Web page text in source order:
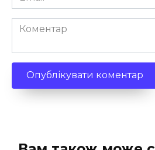
*
Коментар